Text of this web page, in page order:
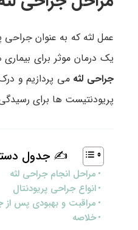
عمل لثه که به عنوان
یک درمان موثر برای
جراحی لثه می ‌پردازیم و
پریودنتیست ها برای
✍ جدول
مراحل انجام جراحی لثه
انواع جراحی پریودنتال
مراقبت و بهبودی پس از
خلاصه